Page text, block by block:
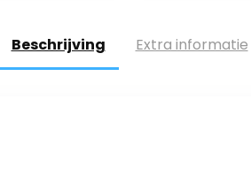
Beschrijving Extra informatie